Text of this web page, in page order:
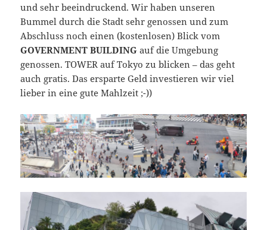
und sehr beeindruckend. Wir haben unseren
Bummel durch die Stadt sehr genossen und zum
Abschluss noch einen (kostenlosen) Blick vom
GOVERNMENT BUILDING auf die Umgebung
genossen. TOWER auf Tokyo zu blicken – das geht
auch gratis. Das ersparte Geld investieren wir viel
lieber in eine gute Mahlzeit ;-))